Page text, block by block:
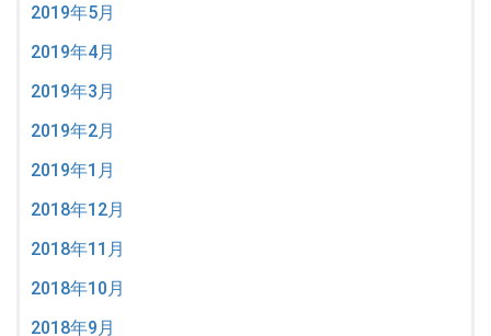
2019年5月
2019年4月
2019年3月
2019年2月
2019年1月
2018年12月
2018年11月
2018年10月
2018年9月